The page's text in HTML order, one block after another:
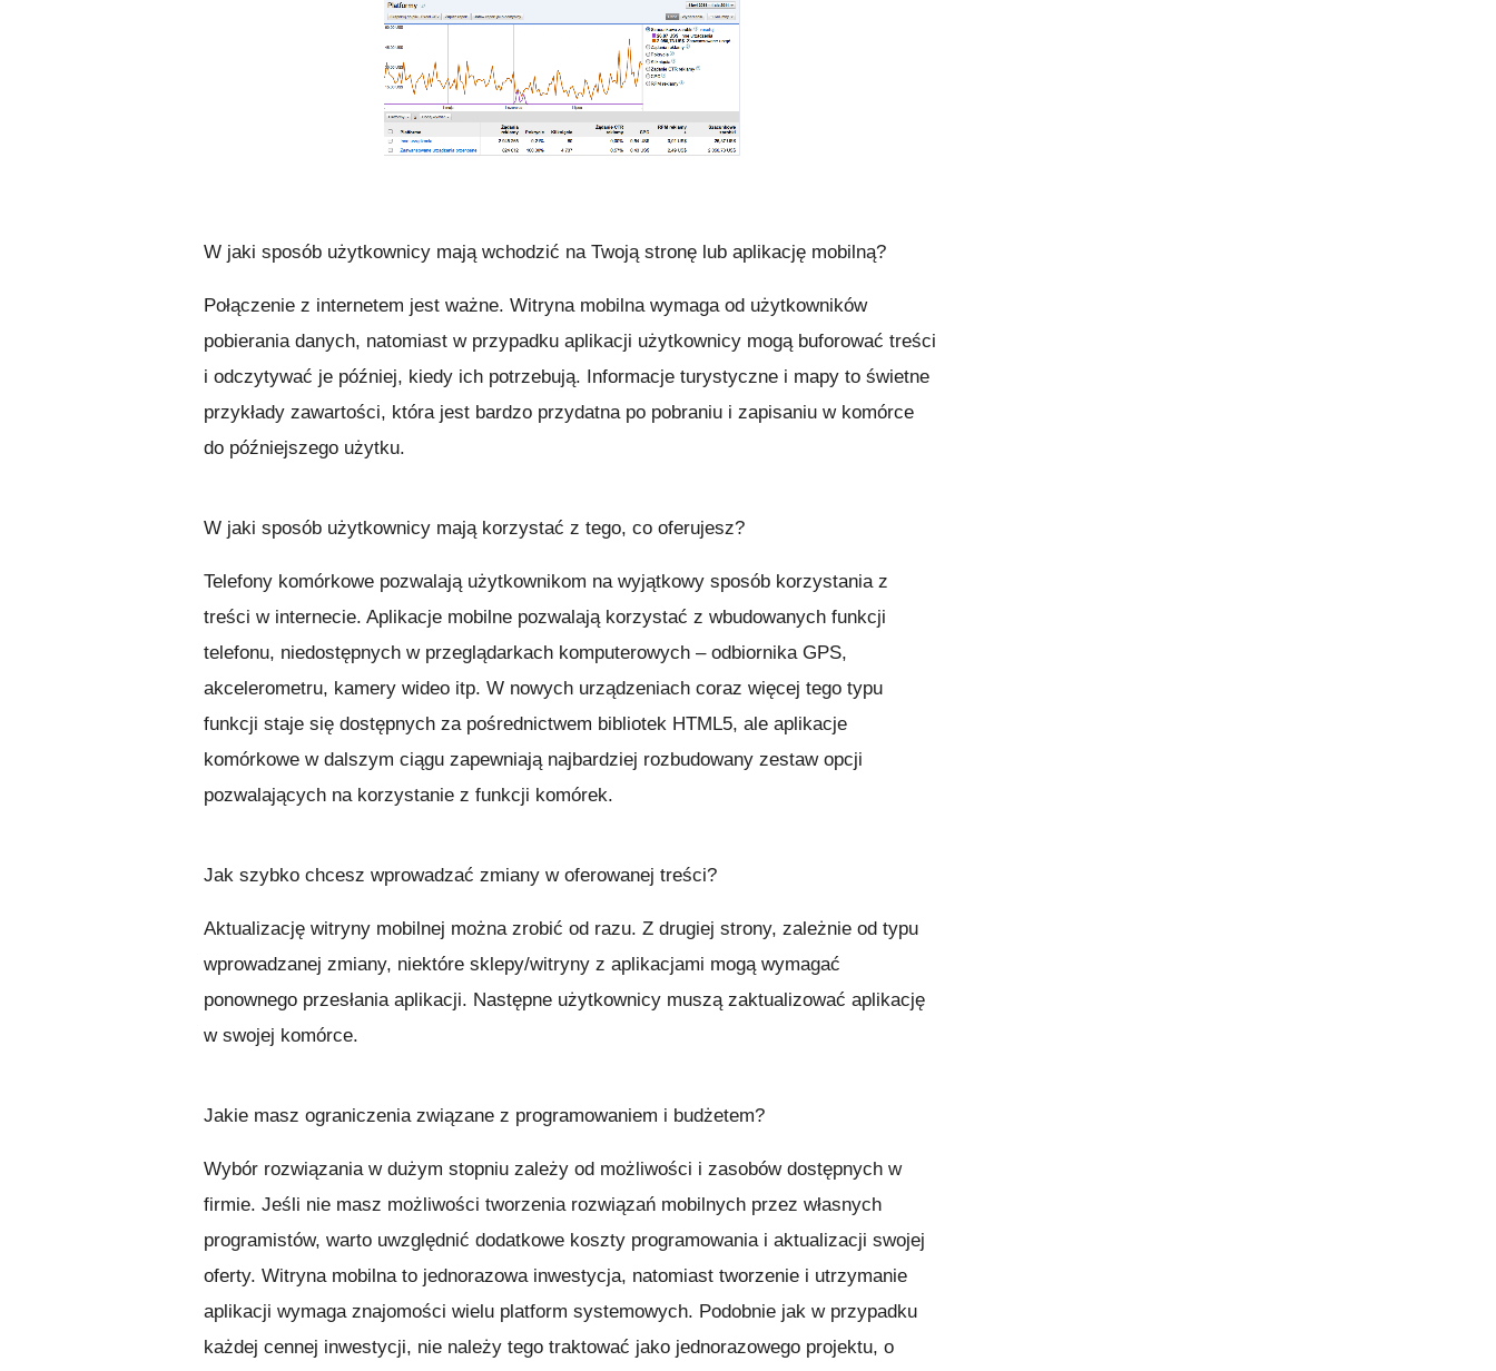
W jaki sposób użytkownicy mają wchodzić na Twoją stronę lub aplikację mobilną?
Połączenie z internetem jest ważne. Witryna mobilna wymaga od użytkowników
pobierania danych, natomiast w przypadku aplikacji użytkownicy mogą buforować treści
i odczytywać je później, kiedy ich potrzebują. Informacje turystyczne i mapy to świetne
przykłady zawartości, która jest bardzo przydatna po pobraniu i zapisaniu w komórce
do późniejszego użytku.
W jaki sposób użytkownicy mają korzystać z tego, co oferujesz?
Telefony komórkowe pozwalają użytkownikom na wyjątkowy sposób korzystania z
treści w internecie. Aplikacje mobilne pozwalają korzystać z wbudowanych funkcji
telefonu, niedostępnych w przeglądarkach komputerowych – odbiornika GPS,
akcelerometru, kamery wideo itp. W nowych urządzeniach coraz więcej tego typu
funkcji staje się dostępnych za pośrednictwem bibliotek HTML5, ale aplikacje
komórkowe w dalszym ciągu zapewniają najbardziej rozbudowany zestaw opcji
pozwalających na korzystanie z funkcji komórek.
Jak szybko chcesz wprowadzać zmiany w oferowanej treści?
Aktualizację witryny mobilnej można zrobić od razu. Z drugiej strony, zależnie od typu
wprowadzanej zmiany, niektóre sklepy/witryny z aplikacjami mogą wymagać
ponownego przesłania aplikacji. Następne użytkownicy muszą zaktualizować aplikację
w swojej komórce.
Jakie masz ograniczenia związane z programowaniem i budżetem?
Wybór rozwiązania w dużym stopniu zależy od możliwości i zasobów dostępnych w
firmie. Jeśli nie masz możliwości tworzenia rozwiązań mobilnych przez własnych
programistów, warto uwzględnić dodatkowe koszty programowania i aktualizacji swojej
oferty. Witryna mobilna to jednorazowa inwestycja, natomiast tworzenie i utrzymanie
aplikacji wymaga znajomości wielu platform systemowych. Podobnie jak w przypadku
każdej cennej inwestycji, nie należy tego traktować jako jednorazowego projektu, o